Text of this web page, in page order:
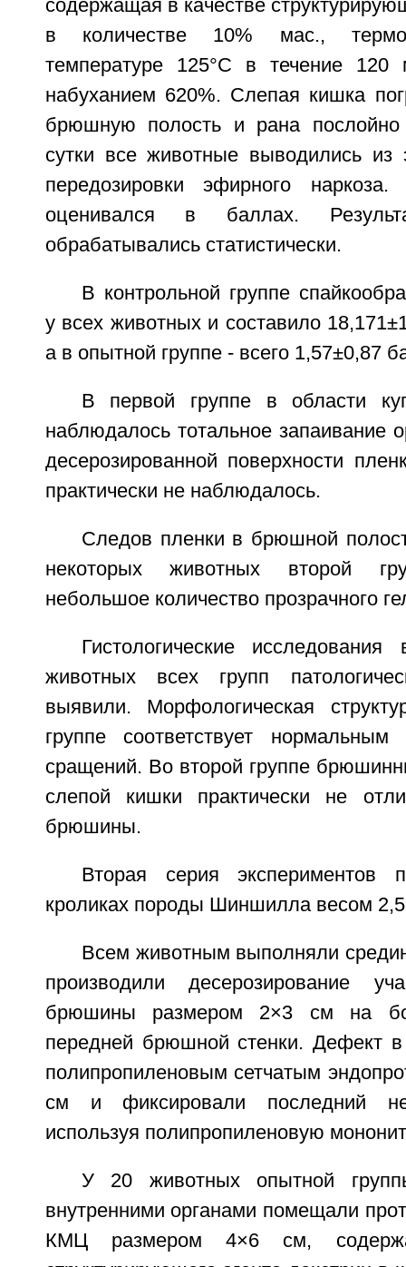
содержащая в качестве
в количестве 10% мас.,
температуре 125°С в течение
набуханием 620%. Слепая кишка
брюшную полость и рана
сутки все животные выводились из
передозировки эфирного
оценивался в баллах.
обрабатывались статистически.
В контрольной группе
у всех животных и составило
а в опытной группе - всего 1,57±0,87
В первой группе в области
наблюдалось тотальное запаивание
десерозированной поверхности
практически не наблюдалось.
Следов пленки в брюшной
некоторых животных второй
небольшое количество прозрачного
Гистологические исследования
животных всех групп
выявили. Морфологическая
группе соответствует нормальным
сращений. Во второй группе
слепой кишки практически не
брюшины.
Вторая серия экспериментов
кроликах породы Шиншилла весом
Всем животным выполняли
производили десерозирование
брюшины размером 2×3 см на
передней брюшной стенки. Дефект
полипропиленовым сетчатым
см и фиксировали последний
используя полипропиленовую
У 20 животных опытной
внутренними органами помещали
КМЦ размером 4×6 см,